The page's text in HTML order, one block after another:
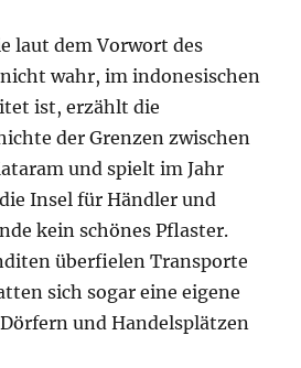
laut dem Vorwort des
wahr, im indonesischen
ist, erzählt die
der Grenzen zwischen
und spielt im Jahr
Insel für Händler und
kein schönes Pflaster.
überfielen Transporte
sich sogar eine eigene
und Handelsplätzen